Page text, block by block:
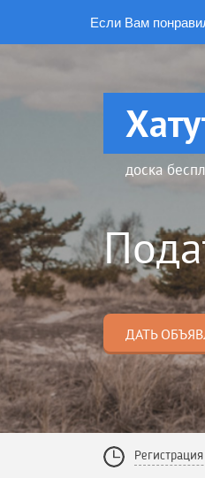
Если Вам
доска
ДАТЬ